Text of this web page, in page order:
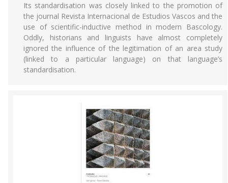
Its standardisation was closely linked to the promotion of
the journal Revista Internacional de Estudios Vascos and the
use of scientific-inductive method in modern Bascology.
Oddly, historians and linguists have almost completely
ignored the influence of the legitimation of an area study
(linked to a particular language) on that language’s
standardisation.